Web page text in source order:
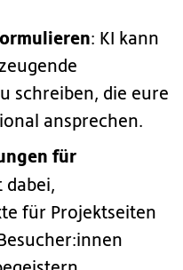
: KI kann
schreiben, die eure
ansprechen.
für
dabei,
für Projektseiten